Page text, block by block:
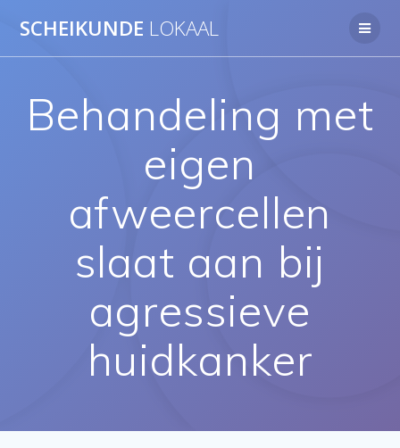
naar
SCHEIKUNDE LOKAAL
Behandeling met
eigen
afweercellen
slaat aan bij
agressieve
huidkanker